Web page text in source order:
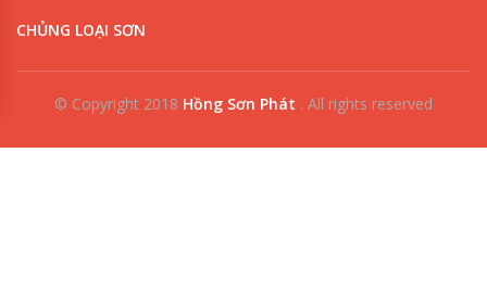
CHỦNG LOẠI SƠN
© Copyright 2018 Hồng Sơn Phát . All rights reserved